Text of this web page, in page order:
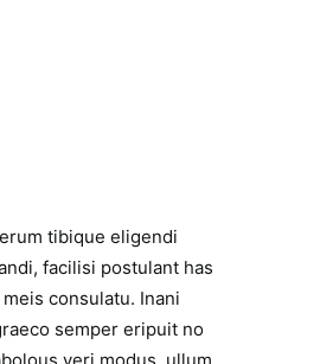
tibique eligendi
facilisi postulant has
consulatu. Inani
semper eripuit no